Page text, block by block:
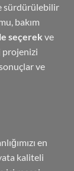
sürdürülebilir
bakım
seçerek ve
projenizi
ve
en
kaliteli